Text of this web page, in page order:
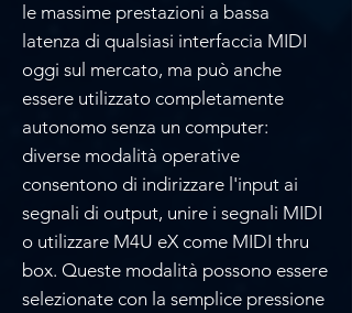
le massime prestazioni a bassa
latenza di qualsiasi interfaccia MIDI
oggi sul mercato, ma può anche
essere utilizzato completamente
autonomo senza un computer:
diverse modalità operative
consentono di indirizzare l'input ai
segnali di output, unire i segnali MIDI
o utilizzare M4U eX come MIDI thru
box. Queste modalità possono essere
selezionate con la semplice pressione